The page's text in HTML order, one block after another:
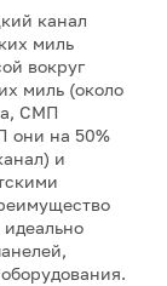
канал
миль
вокруг
миль (около
СМП
они на 50%
и
идеально